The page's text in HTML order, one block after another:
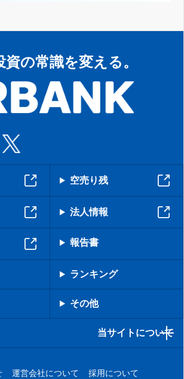
資の常識を変える。
空売り残
法人情報
報告書
ランキング
その他
当サイトについて
運営会社について 採用について